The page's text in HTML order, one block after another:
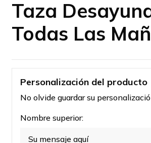
Taza
Todas Las
Personalización del producto
No olvide guardar su
Nombre superior: